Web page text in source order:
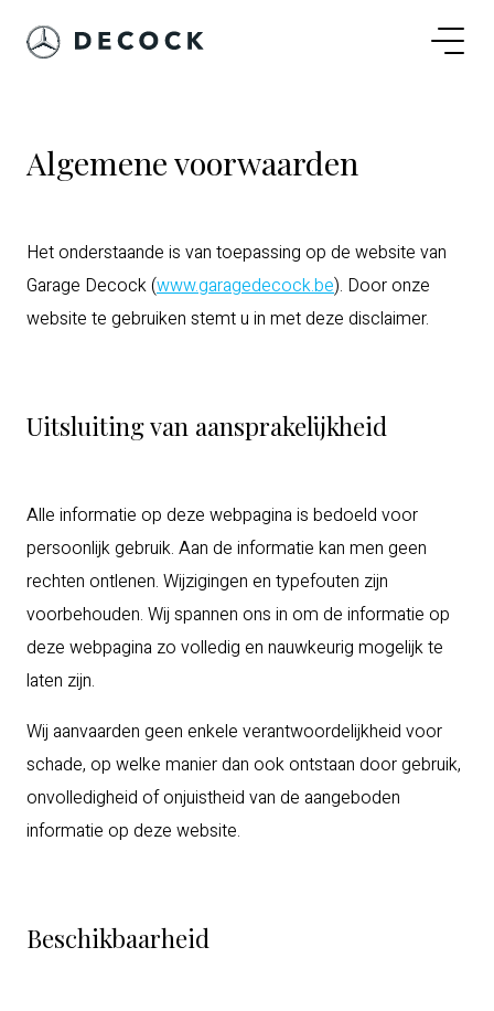
Algemene voorwaarden
Het onderstaande is van toepassing op de website van
Garage Decock (www.garagedecock.be). Door onze
website te gebruiken stemt u in met deze disclaimer.
Uitsluiting van aansprakelijkheid
Alle informatie op deze webpagina is bedoeld voor
persoonlijk gebruik. Aan de informatie kan men geen
rechten ontlenen. Wijzigingen en typefouten zijn
voorbehouden. Wij spannen ons in om de informatie op
deze webpagina zo volledig en nauwkeurig mogelijk te
laten zijn.
Wij aanvaarden geen enkele verantwoordelijkheid voor
schade, op welke manier dan ook ontstaan door gebruik,
onvolledigheid of onjuistheid van de aangeboden
informatie op deze website.
Beschikbaarheid